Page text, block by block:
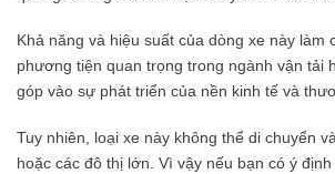
Khả năng và hiệu suất của dòng xe này làm
phương tiện quan trọng trong ngành vận tải
góp vào sự phát triển của nền kinh tế và
Tuy nhiên, loại xe này không thể di chuyển
hoặc các đô thị lớn. Vì vậy nếu bạn có ý